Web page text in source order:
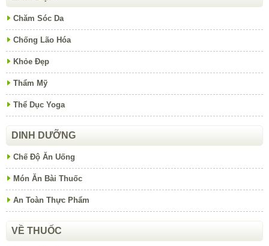
Chăm Sóc Da
Chống Lão Hóa
Khỏe Đẹp
Thẩm Mỹ
Thể Dục Yoga
DINH DƯỠNG
Chế Độ Ăn Uống
Món Ăn Bài Thuốc
An Toàn Thực Phẩm
VỀ THUỐC